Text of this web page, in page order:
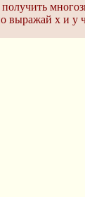
выражай x и y